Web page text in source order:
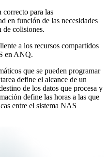
correcto para las
en función de las necesidades
de colisiones.
a los recursos compartidos
en ANQ.
que se pueden programar
define el alcance de un
de los datos que procesa y
define las horas a las que
entre el sistema NAS